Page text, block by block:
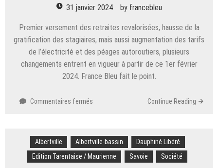
piste
ressurgit ?
31 janvier 2024 by francebleu
Premier versement des retraites revalorisées, hausse de la
gratification des stagiaires, mais aussi augmentation des tarifs
de l’électricité et des péages autoroutiers, plusieurs
changements entrent en vigueur à partir de ce 1er février
2024. France Bleu fait le point.
Commentaires fermés
de
l’électricité
et
Continue Reading
Albertville Albertville-bassin
Dauphiné Libéré
Edition Tarentaise / Maurienne
Savoie Société